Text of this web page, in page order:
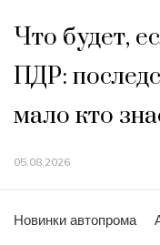
Что будет,
ПДР:
мало кто
05.08.2026
Новинки автопрома